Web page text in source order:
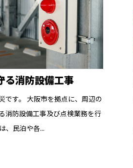
る消防設備工事
です。 大阪市を拠点に、周辺の
消防設備工事及び点検業務を行
、民泊や各...